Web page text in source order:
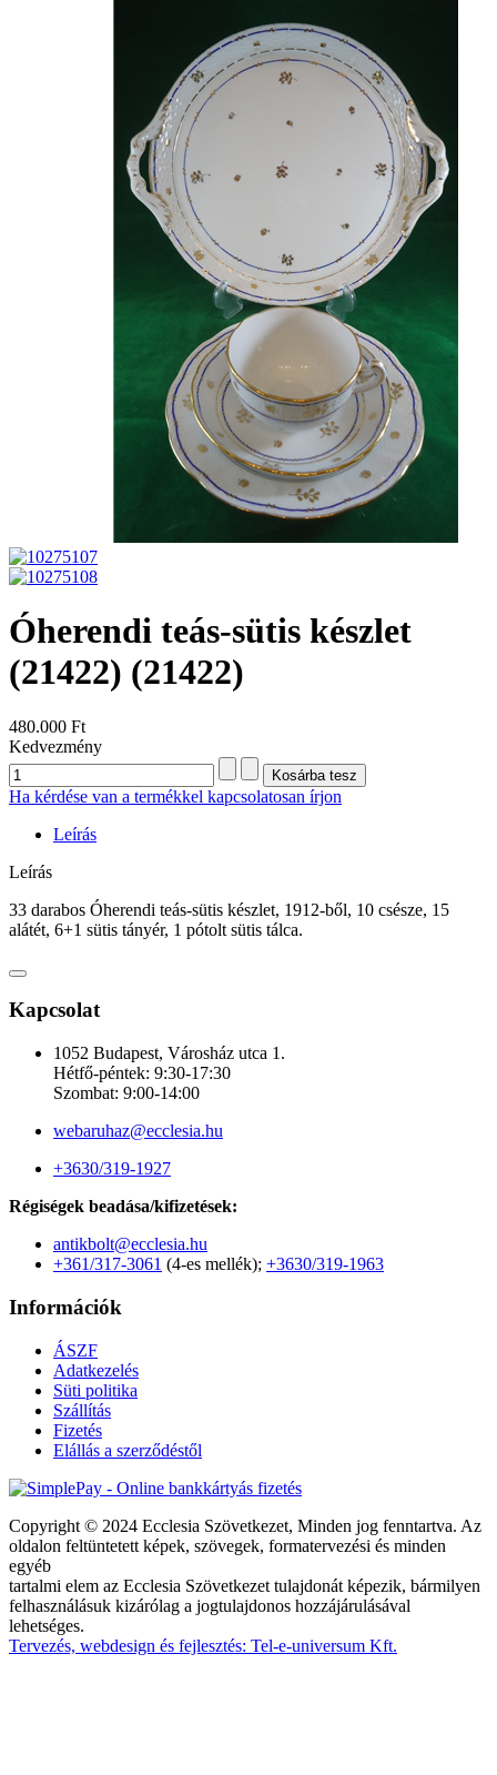
Óherendi teás-sütis készlet
(21422) (21422)
480.000 Ft
Kedvezmény
Ha kérdése van a termékkel kapcsolatosan írjon
Leírás
Leírás
33 darabos Óherendi teás-sütis készlet, 1912-ből, 10 csésze, 15
alátét, 6+1 sütis tányér, 1 pótolt sütis tálca.
Kapcsolat
1052 Budapest, Városház utca 1.
Hétfő-péntek: 9:30-17:30
Szombat: 9:00-14:00
webaruhaz@ecclesia.hu
+3630/319-1927
Régiségek beadása/kifizetések:
antikbolt@ecclesia.hu
+361/317-3061 (4-es mellék); +3630/319-1963
Információk
ÁSZF
Adatkezelés
Süti politika
Szállítás
Fizetés
Elállás a szerződéstől
Copyright © 2024 Ecclesia Szövetkezet, Minden jog fenntartva. Az
oldalon feltüntetett képek, szövegek, formatervezési és minden
egyéb
tartalmi elem az Ecclesia Szövetkezet tulajdonát képezik, bármilyen
felhasználásuk kizárólag a jogtulajdonos hozzájárulásával
lehetséges.
Tervezés, webdesign és fejlesztés: Tel-e-universum Kft.